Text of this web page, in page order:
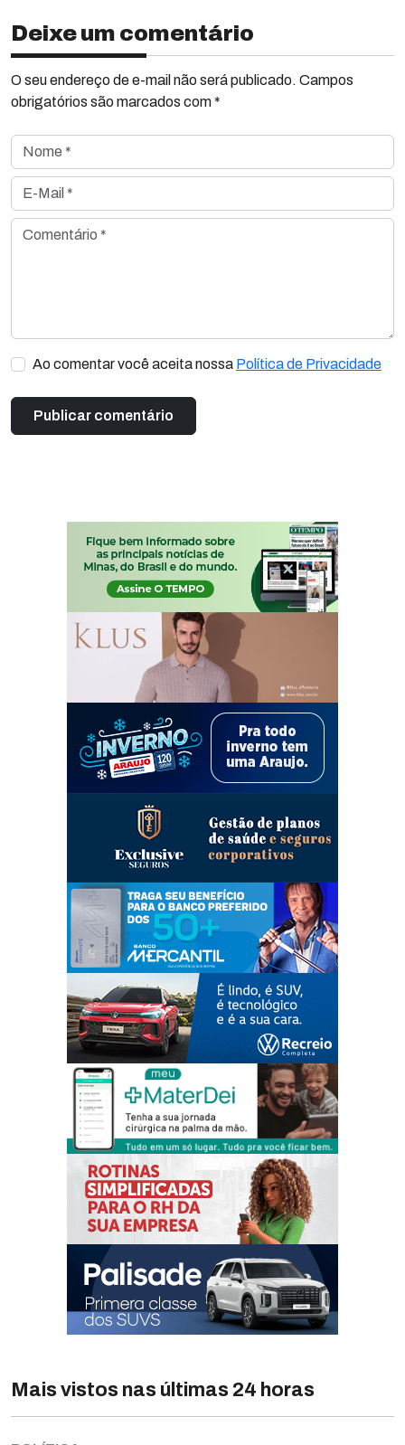
Deixe um comentário
O seu endereço de e-mail não será publicado. Campos
obrigatórios são marcados com *
Nome *
E-Mail *
Comentário *
Ao comentar você aceita nossa Política de Privacidade
Mais vistos nas últimas 24 horas